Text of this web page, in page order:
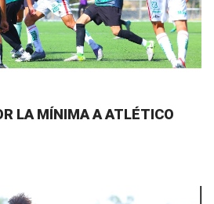
LA MÍNIMA A ATLÉTICO